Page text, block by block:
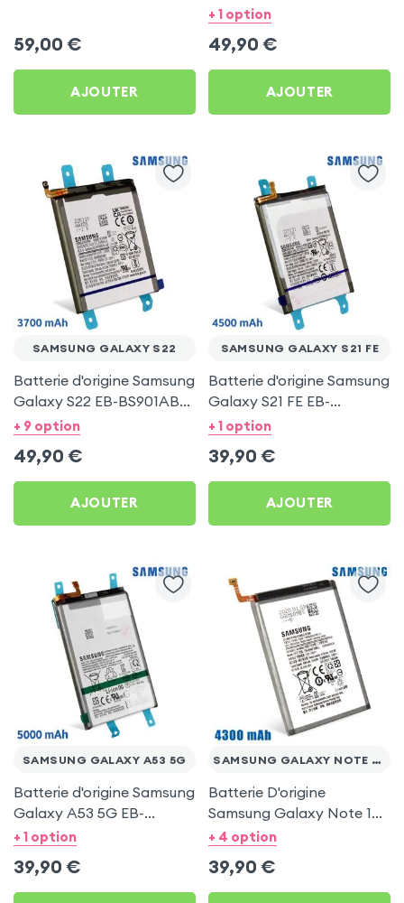
59,00 €
AJOUTER
5000mAh - Service Pack
+ 1 option
49,90 €
AJOUTER
SAMSUNG GALAXY S22
Batterie d'origine Samsung
Galaxy S22 EB-BS901ABY,
3700mAh - Service Pack
+ 9 option
49,90 €
AJOUTER
SAMSUNG GALAXY S21 FE
Batterie d'origine Samsung
Galaxy S21 FE EB-
BG990ABY, 4500mAh -
+ 1 option
39,90 €
AJOUTER
SAMSUNG GALAXY A53 5G
Batterie d'origine Samsung
Galaxy A53 5G EB-
BA336ABY, 5000mAh -
+ 1 option
39,90 €
SAMSUNG GALAXY NOTE 10 PLUS
Batterie D'origine
Samsung Galaxy Note 10
Plus (EB-BN972ABU),
+ 4 option
39,90 €